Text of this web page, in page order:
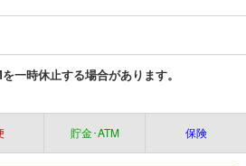
一時休止する場合があります。
貯金･ATM 保険